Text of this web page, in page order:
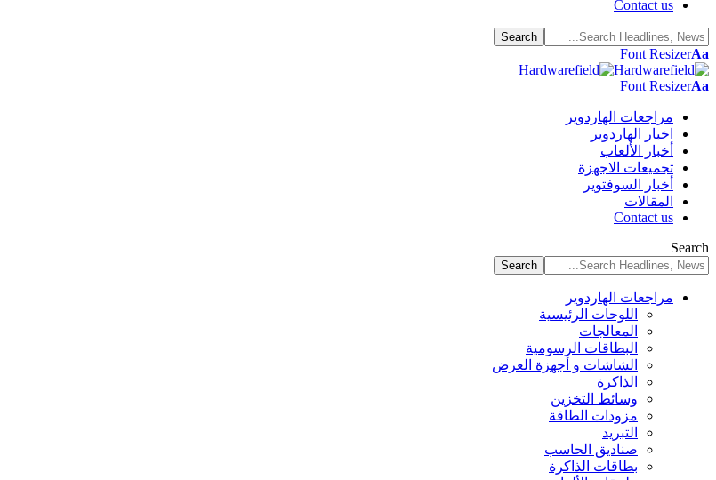
Contact us
Font ResizerAa
Font ResizerAa
مراجعات الهاردوير
اخبار الهاردوير
أخبار الألعاب
تجميعات الاجهزة
أخبار السوفتوير
المقالات
Contact us
Search
مراجعات الهاردوير
اللوحات الرئيسية
المعالجات
البطاقات الرسومية
الشاشات و أجهزة العرض
الذاكرة
وسائط التخزين
مزودات الطاقة
التبريد
صناديق الحاسب
بطاقات الذاكرة